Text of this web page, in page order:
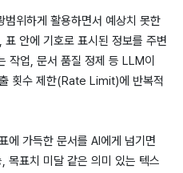
위하게 활용하면서 예상치 못한
안에 기호로 표시된 정보를 주변
작업, 문서 품질 정제 등 LLM이
횟수 제한(Rate Limit)에 반복적
가득한 문서를 AI에게 넘기면
목표치 미달 같은 의미 있는 텍스